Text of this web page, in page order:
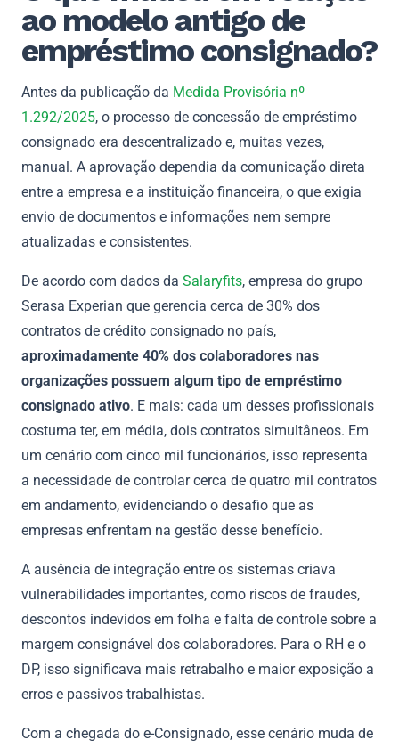
ao modelo antigo de
empréstimo consignado?
Antes da publicação da Medida Provisória nº
1.292/2025, o processo de concessão de empréstimo
consignado era descentralizado e, muitas vezes,
manual. A aprovação dependia da comunicação direta
entre a empresa e a instituição financeira, o que exigia
envio de documentos e informações nem sempre
atualizadas e consistentes.
De acordo com dados da Salaryfits, empresa do grupo
Serasa Experian que gerencia cerca de 30% dos
contratos de crédito consignado no país,
aproximadamente 40% dos colaboradores nas
organizações possuem algum tipo de empréstimo
consignado ativo. E mais: cada um desses profissionais
costuma ter, em média, dois contratos simultâneos. Em
um cenário com cinco mil funcionários, isso representa
a necessidade de controlar cerca de quatro mil contratos
em andamento, evidenciando o desafio que as
empresas enfrentam na gestão desse benefício.
A ausência de integração entre os sistemas criava
vulnerabilidades importantes, como riscos de fraudes,
descontos indevidos em folha e falta de controle sobre a
margem consignável dos colaboradores. Para o RH e o
DP, isso significava mais retrabalho e maior exposição a
erros e passivos trabalhistas.
Com a chegada do e-Consignado, esse cenário muda de